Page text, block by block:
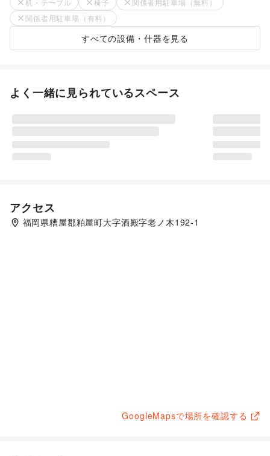
机・テーブル 椅子
関係者用駐車場（無料）
関係者用駐車場（有料）
すべての設備・什器を見る
よく一緒に見られているスペース
アクセス
福岡県糟屋郡粕屋町大字酒殿字老ノ木192-1
GoogleMapsで場所を確認する